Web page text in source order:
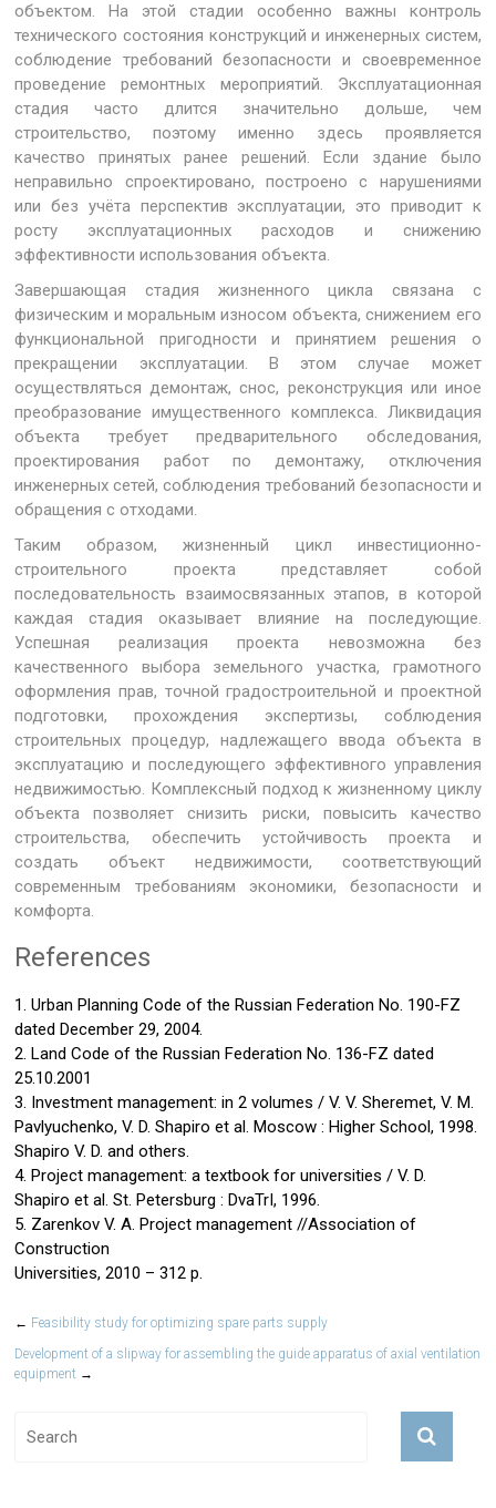
объектом. На этой стадии особенно важны контроль
технического состояния конструкций и инженерных систем,
соблюдение требований безопасности и своевременное
проведение ремонтных мероприятий. Эксплуатационная
стадия часто длится значительно дольше, чем
строительство, поэтому именно здесь проявляется
качество принятых ранее решений. Если здание было
неправильно спроектировано, построено с нарушениями
или без учёта перспектив эксплуатации, это приводит к
росту эксплуатационных расходов и снижению
эффективности использования объекта.
Завершающая стадия жизненного цикла связана с
физическим и моральным износом объекта, снижением его
функциональной пригодности и принятием решения о
прекращении эксплуатации. В этом случае может
осуществляться демонтаж, снос, реконструкция или иное
преобразование имущественного комплекса. Ликвидация
объекта требует предварительного обследования,
проектирования работ по демонтажу, отключения
инженерных сетей, соблюдения требований безопасности и
обращения с отходами.
Таким образом, жизненный цикл инвестиционно-
строительного проекта представляет собой
последовательность взаимосвязанных этапов, в которой
каждая стадия оказывает влияние на последующие.
Успешная реализация проекта невозможна без
качественного выбора земельного участка, грамотного
оформления прав, точной градостроительной и проектной
подготовки, прохождения экспертизы, соблюдения
строительных процедур, надлежащего ввода объекта в
эксплуатацию и последующего эффективного управления
недвижимостью. Комплексный подход к жизненному циклу
объекта позволяет снизить риски, повысить качество
строительства, обеспечить устойчивость проекта и
создать объект недвижимости, соответствующий
современным требованиям экономики, безопасности и
комфорта.
References
1. Urban Planning Code of the Russian Federation No. 190-FZ
dated December 29, 2004.
2. Land Code of the Russian Federation No. 136-FZ dated
25.10.2001
3. Investment management: in 2 volumes / V. V. Sheremet, V. M.
Pavlyuchenko, V. D. Shapiro et al. Moscow : Higher School, 1998.
Shapiro V. D. and others.
4. Project management: a textbook for universities / V. D.
Shapiro et al. St. Petersburg : DvaTrI, 1996.
5. Zarenkov V. A. Project management //Association of
Construction
Universities, 2010 – 312 p.
← Feasibility study for optimizing spare parts supply
Development of a slipway for assembling the guide apparatus of axial ventilation
equipment →